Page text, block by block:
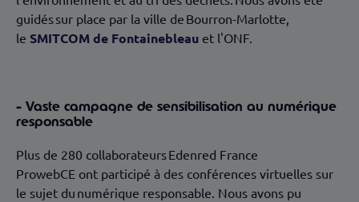
guidés sur place par la ville de Bourron-Marlotte,
le SMITCOM de Fontainebleau et l'ONF.
- Vaste campagne de sensibilisation au numérique
responsable
Plus de 280 collaborateurs Edenred France
ProwebCE ont participé à des conférences virtuelles sur
le sujet du numérique responsable. Nous avons pu